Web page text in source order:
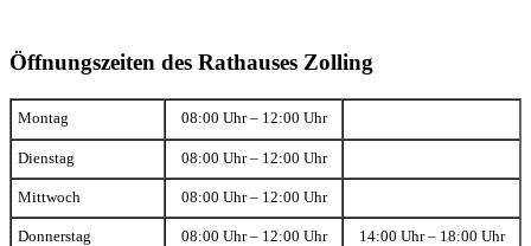
Öffnungszeiten des Rathauses Zolling
Montag 08:00 Uhr – 12:00 Uhr
Dienstag 08:00 Uhr – 12:00 Uhr
Mittwoch 08:00 Uhr – 12:00 Uhr
Donnerstag 08:00 Uhr – 12:00 Uhr 14:00 Uhr – 18:00 Uhr